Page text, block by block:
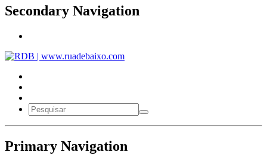
Secondary Navigation
Primary Navigation